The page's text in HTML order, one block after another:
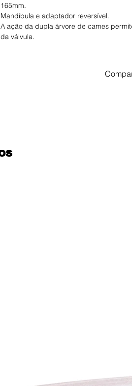
165mm.
Mandíbula e adaptador reversível.
A ação da dupla árvore de cames
da válvula.